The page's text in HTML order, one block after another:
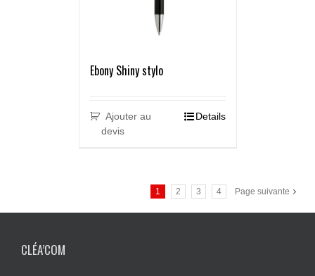
Ebony Shiny stylo
Ajouter au
devis
Details
1 2 3 4 Page suivante
CLÉA’COM